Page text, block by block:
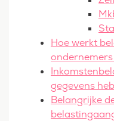
Hoe werkt
gegevens
Belangrijke